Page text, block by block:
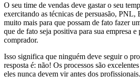
O seu time de vendas deve gastar o seu
exercitando as técnicas de persuasão,
muito mais para que possam de fato fazer
que de fato seja positiva para sua empresa e
comprador.
Isso significa que ninguém deve seguir o
resposta é: não! Os processos são
eles nunca devem vir antes dos